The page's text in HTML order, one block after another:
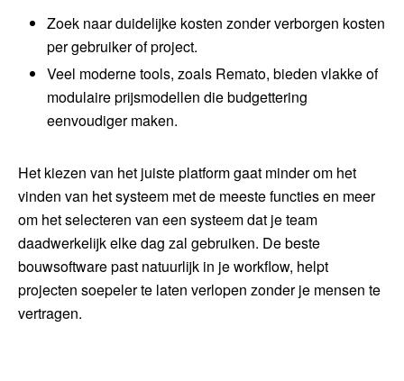
Zoek naar duidelijke kosten zonder verborgen kosten
per gebruiker of project.
Veel moderne tools, zoals Remato, bieden vlakke of
modulaire prijsmodellen die budgettering
eenvoudiger maken.
Het kiezen van het juiste platform gaat minder om het
vinden van het systeem met de meeste functies en meer
om het selecteren van een systeem dat je team
daadwerkelijk elke dag zal gebruiken. De beste
bouwsoftware past natuurlijk in je workflow, helpt
projecten soepeler te laten verlopen zonder je mensen te
vertragen.